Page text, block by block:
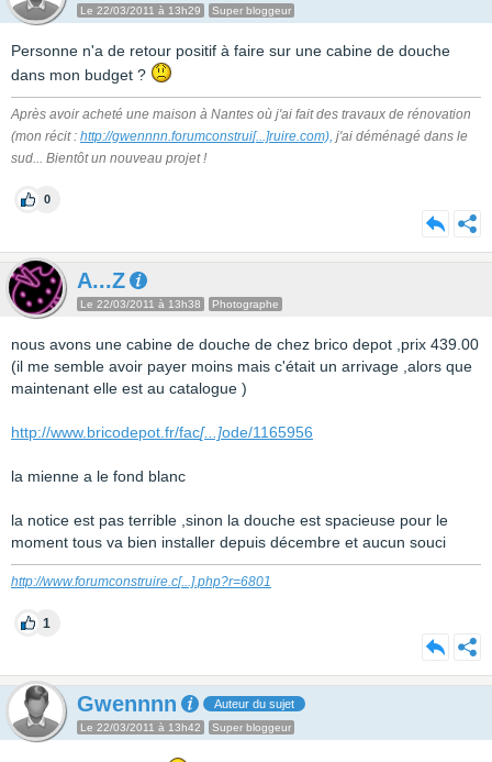
Le 22/03/2011 à 13h29 Super bloggeur
Personne n'a de retour positif à faire sur une cabine de douche
dans mon budget ?
Après avoir acheté une maison à Nantes où j'ai fait des travaux de rénovation
(mon récit : http://gwennnn.forumconstrui[...]ruire.com), j'ai déménagé dans le
sud... Bientôt un nouveau projet !
0
A...Z
Le 22/03/2011 à 13h38 Photographe
nous avons une cabine de douche de chez brico depot ,prix 439.00
(il me semble avoir payer moins mais c'était un arrivage ,alors que
maintenant elle est au catalogue )
http://www.bricodepot.fr/fac[...]ode/1165956
la mienne a le fond blanc
la notice est pas terrible ,sinon la douche est spacieuse pour le
moment tous va bien installer depuis décembre et aucun souci
http://www.forumconstruire.c[...].php?r=6801
1
Gwennnn Auteur du sujet
Le 22/03/2011 à 13h42 Super bloggeur